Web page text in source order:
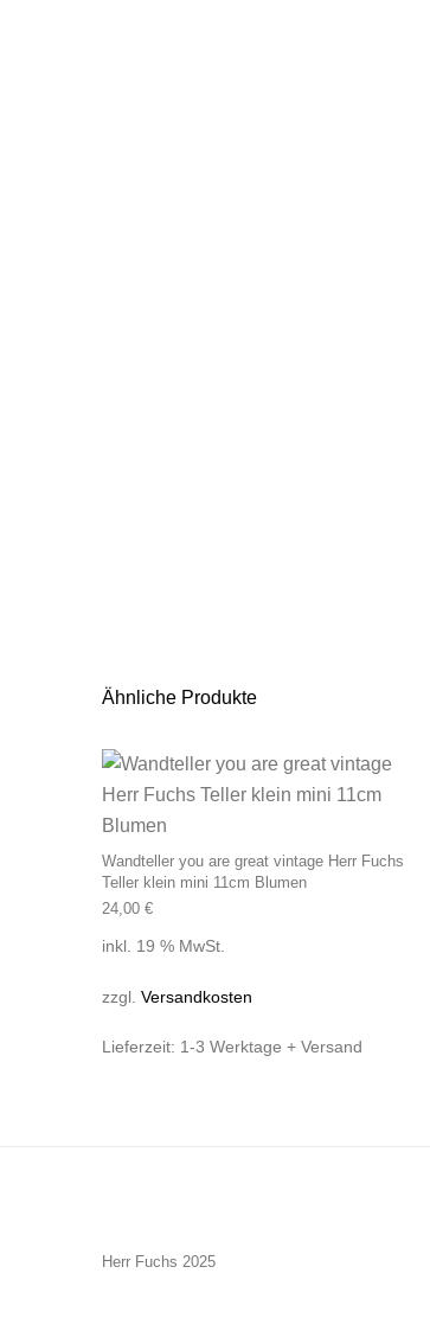
Ähnliche Produkte
Wandteller you are great vintage Herr Fuchs
Teller klein mini 11cm Blumen
24,00 €
inkl. 19 % MwSt.
zzgl. Versandkosten
Lieferzeit: 1-3 Werktage + Versand
Herr Fuchs 2025